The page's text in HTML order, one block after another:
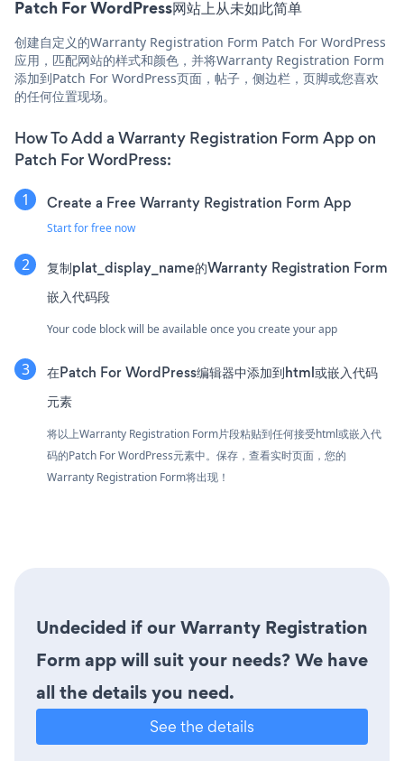
Patch For WordPress网站上从未如此简单
创建自定义的Warranty Registration Form Patch For WordPress
应用，匹配网站的样式和颜色，并将Warranty Registration Form
添加到Patch For WordPress页面，帖子，侧边栏，页脚或您喜欢
的任何位置现场。
How To Add a Warranty Registration Form App on
Patch For WordPress:
Create a Free Warranty Registration Form App
Start for free now
复制plat_display_name的Warranty Registration Form
嵌入代码段
Your code block will be available once you create your app
在Patch For WordPress编辑器中添加到html或嵌入代码
元素
将以上Warranty Registration Form片段粘贴到任何接受html或嵌入代
码的Patch For WordPress元素中。保存，查看实时页面，您的
Warranty Registration Form将出现！
Undecided if our Warranty Registration
Form app will suit your needs? We have
all the details you need.
See the details